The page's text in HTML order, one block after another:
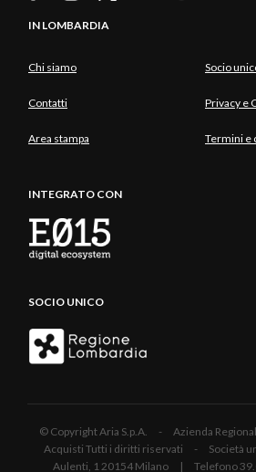
IN LOMBARDIA
Chi siamo Socio
Contatti Privacy e
Area stampa Termini e
INTEGRATO CON
SOCIO UNICO
© Copyright Aria S.p.A. - Azienda
Acquisti Tutti i diritti riservati - Società
Aulenti, 1 20154 Milano | Telefono